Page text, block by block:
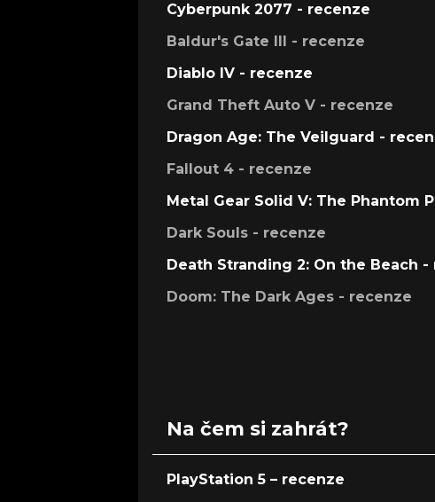
Cyberpunk 2077 - recenze
Baldur's Gate III - recenze
Diablo IV - recenze
Grand Theft Auto V - recenze
Dragon Age: The Veilguard -
Fallout 4 - recenze
Metal Gear Solid V: The Phantom
Dark Souls - recenze
Death Stranding 2: On the Beach -
Doom: The Dark Ages - recenze
Na čem si zahrát?
PlayStation 5 – recenze